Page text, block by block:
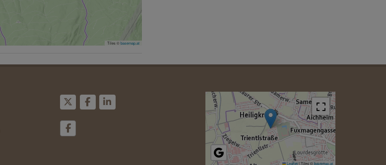
Tiles ©basemap.at
Leaflet|Tiles ©basemap.at